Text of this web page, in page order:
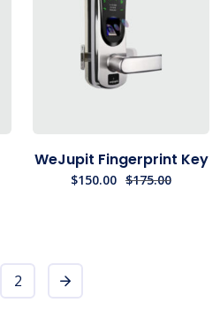
WeJupit Fingerprint Key
$175.00
$150.00
2